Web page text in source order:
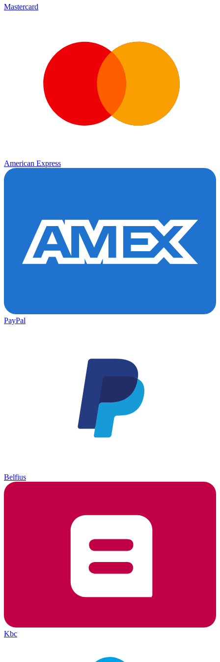
Mastercard
American Express
PayPal
Belfius
Kbc